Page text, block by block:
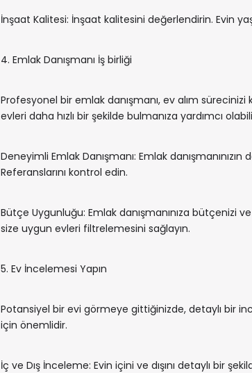
İnşaat Kalitesi: İnşaat kalitesini değerlendirin. Evin
4. Emlak Danışmanı İş birliği
Profesyonel bir emlak danışmanı, ev alım
evleri daha hızlı bir şekilde bulmanıza yardımcı
Deneyimli Emlak Danışmanı: Emlak
Referanslarını kontrol edin.
Bütçe Uygunluğu: Emlak danışmanınıza bütçenizi
size uygun evleri filtrelemesini sağlayın.
5. Ev İncelemesi Yapın
Potansiyel bir evi görmeye gittiğinizde, detaylı bir
için önemlidir.
İç ve Dış İnceleme: Evin içini ve dışını detaylı bir